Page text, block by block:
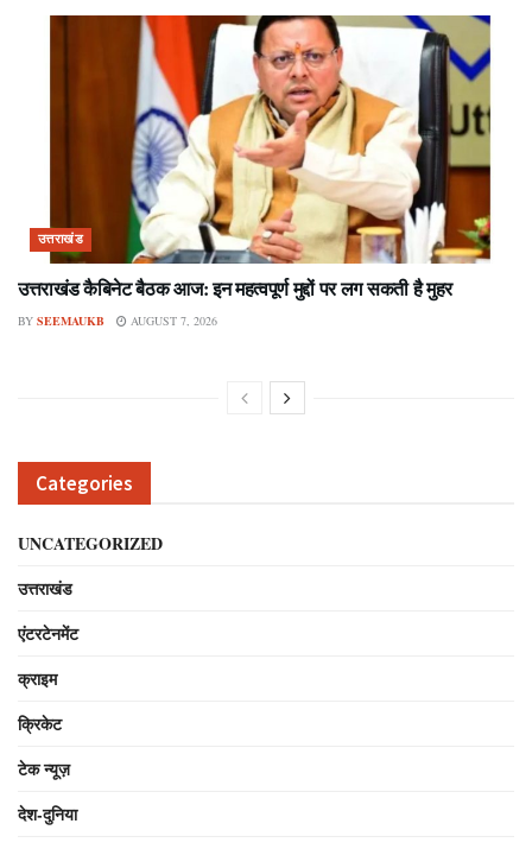
उत्तराखंड
उत्तराखंड कैबिनेट बैठक आज: इन महत्वपूर्ण मुद्दों पर लग सकती है मुहर
BY SEEMAUKB AUGUST 7, 2026
Categories
UNCATEGORIZED
उत्तराखंड
एंटरटेनमेंट
क्राइम
क्रिकेट
टेक न्यूज़
देश-दुनिया